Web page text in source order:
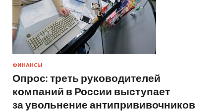
ФИНАНСЫ
Опрос: треть руководителей
компаний в России выступает
за увольнение антипрививочников